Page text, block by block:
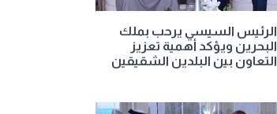
الرئيس السيسي يرحب بملك
البحرين ويؤكد أهمية تعزيز
التعاون بين البلدين الشقيقين